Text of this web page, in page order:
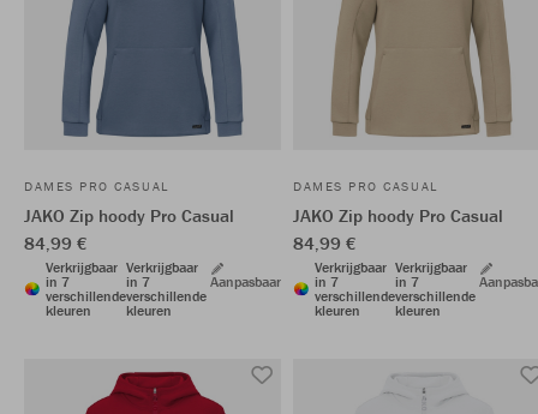
DAMES PRO CASUAL
JAKO Zip hoody Pro Casual
84,99 €
Verkrijgbaar
in 7
verschillende
kleuren
Verkrijgbaar
in 7
verschillende
kleuren
Aanpasbaar
DAMES PRO CASUAL
JAKO Zip hoody Pro Casual
84,99 €
Verkrijgbaar
in 7
verschillende
kleuren
Verkrijgbaar
in 7
verschillende
kleuren